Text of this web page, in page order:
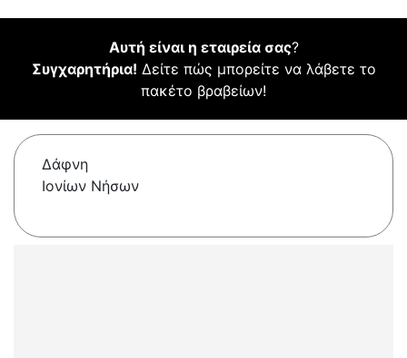
Αυτή είναι η εταιρεία σας?
Συγχαρητήρια! Δείτε πώς μπορείτε να λάβετε το
πακέτο βραβείων!
Δάφνη
Ιονίων Νήσων